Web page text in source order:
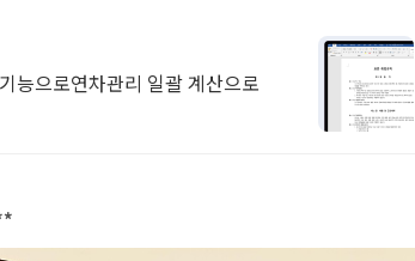
능으로연차관리 일괄 계산으로